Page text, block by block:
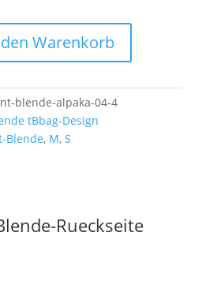
Warenkorb
blende-alpaka-04-4
tBbag-Design
Blende, M, S
Rueckseite